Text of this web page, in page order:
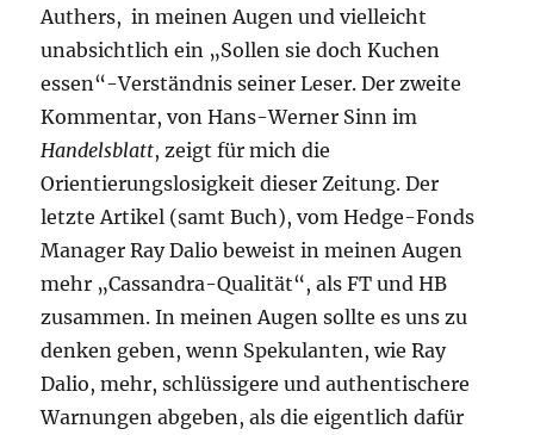
Authers, in meinen Augen und vielleicht
unabsichtlich ein „Sollen sie doch Kuchen
essen“-Verständnis seiner Leser. Der zweite
Kommentar, von Hans-Werner Sinn im
Handelsblatt, zeigt für mich die
Orientierungslosigkeit dieser Zeitung. Der
letzte Artikel (samt Buch), vom Hedge-Fonds
Manager Ray Dalio beweist in meinen Augen
mehr „Cassandra-Qualität“, als FT und HB
zusammen. In meinen Augen sollte es uns zu
denken geben, wenn Spekulanten, wie Ray
Dalio, mehr, schlüssigere und authentischere
Warnungen abgeben, als die eigentlich dafür